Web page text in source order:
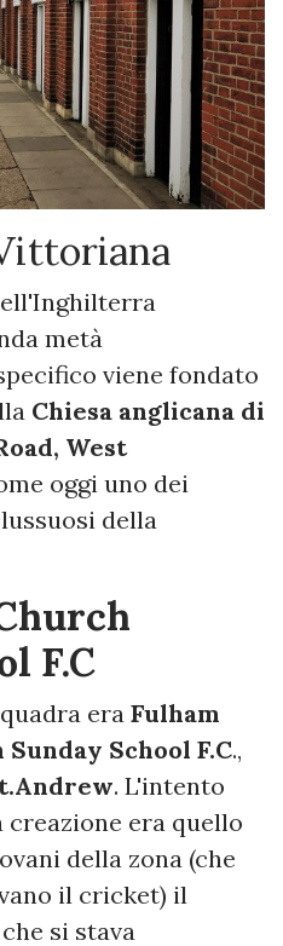
metà
viene fondato
Chiesa anglicana di
West
oggi uno dei
della
F.C
era Fulham
School F.C.,
. L'intento
era quello
della zona (che
il cricket) il
si stava